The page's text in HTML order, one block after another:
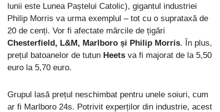
lunii este Lunea Paștelui Catolic), gigantul industriei
Philip Morris va urma exemplul – tot cu o suprataxă de
20 de cenți. Vor fi afectate mărcile de țigări
Chesterfield, L&M, Marlboro și Philip Morris. În plus,
prețul batoanelor de tutun Heets va fi majorat de la 5,50
euro la 5,70 euro.
Grupul lasă prețul neschimbat pentru unele soiuri, cum
ar fi Marlboro 24s. Potrivit experților din industrie, acest